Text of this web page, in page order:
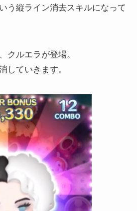
う縦ライン消去スキルになって
クルエラが登場。
していきます。